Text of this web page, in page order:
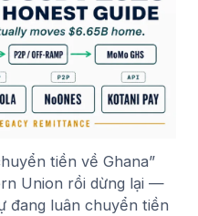
tiền về Ghana”
Union rồi dừng lại —
đang luân chuyển tiền